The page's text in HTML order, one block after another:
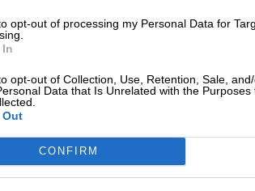
opt-out of processing my Personal Data for
opt-out of Collection, Use, Retention, Sale,
Data that Is Unrelated with the Purposes
CONFIRM